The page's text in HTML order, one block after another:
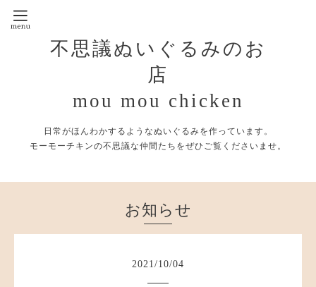
不思議ぬいぐるみのお
店
mou mou chicken
日常がほんわかするようなぬいぐるみを作っています。
モーモーチキンの不思議な仲間たちをぜひご覧くださいませ。
お知らせ
2021/10/04